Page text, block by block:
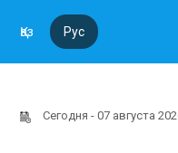
Қаз Рус
Сегодня - 07 августа